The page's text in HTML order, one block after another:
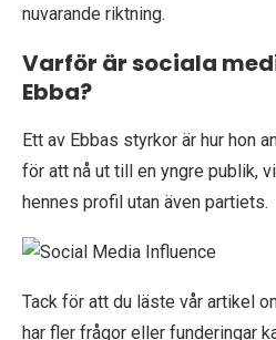
nuvarande riktning.
Varför är sociala
Ebba?
Ett av Ebbas styrkor är hur hon
för att nå ut till en yngre publik,
hennes profil utan även partiets.
Tack för att du läste vår artikel
har fler frågor eller funderingar